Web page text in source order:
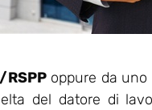
RSPPoppure da uno
del datore di